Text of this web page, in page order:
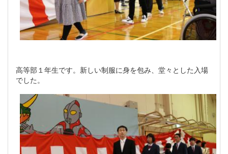
高等部１年生です。新しい制服に身を包み、堂々とした入場
でした。